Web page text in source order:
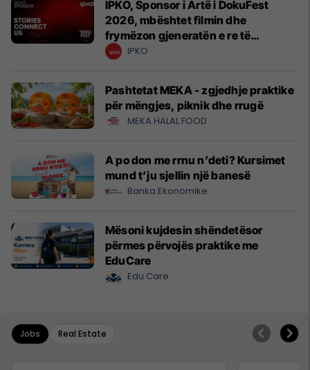
IPKO, Sponsor i Artë i DokuFest
2026, mbështet filmin dhe
frymëzon gjeneratën e re të
krijuesve
IPKO
Pashtetat MEKA - zgjedhje praktike
për mëngjes, piknik dhe rrugë
MEKA HALAL FOOD
A po don me rrnu n’deti? Kursimet
mund t’ju sjellin një banesë
Banka Ekonomike
Mësoni kujdesin shëndetësor
përmes përvojës praktike me
EduCare
Edu Care
Jobs Real Estate